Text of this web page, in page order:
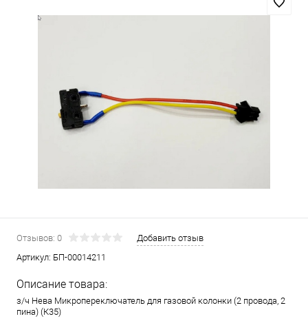
Отзывов: 0
Добавить отзыв
Артикул: БП-00014211
Описание товара:
з/ч Нева Микропереключатель для газовой колонки (2 провода, 2
пина) (К35)